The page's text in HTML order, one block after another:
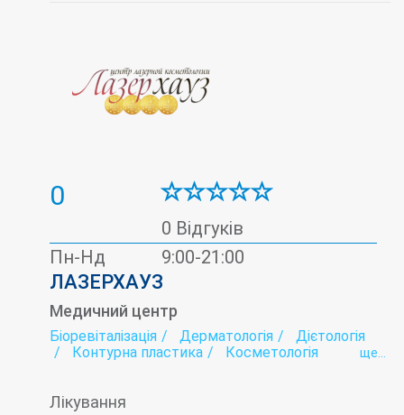
0
0 Відгуків
Пн-Нд
9:00-21:00
ЛАЗЕРХАУЗ
Медичний центр
Біоревіталізація Дерматологія
Дієтологія
Контурна пластика
Косметологія
Тредліфтінг
ще...
Лікування